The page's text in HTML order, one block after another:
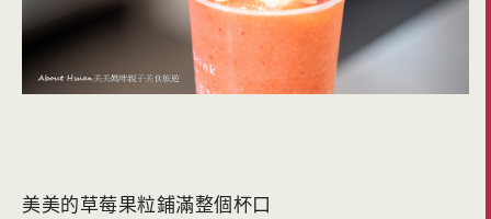
美美的草莓果粒鋪滿整個杯口